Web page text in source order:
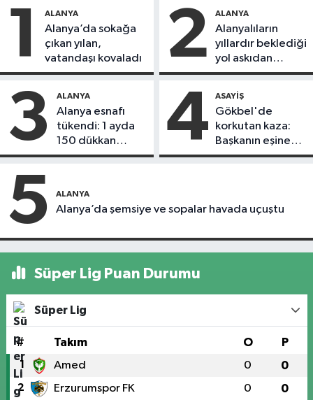
1 ALANYA
Alanya’da sokağa
çıkan yılan,
vatandaşı kovaladı
2 ALANYA
Alanyalıların
yıllardır beklediği
yol askıdan
döndü
3 ALANYA
Alanya esnafı
tükendi: 1 ayda
150 dükkan
kapandı
4 ASAYIŞ
Gökbel'de
korkutan kaza:
Başkanın eşine
motosiklet çarptı
5 ALANYA
Alanya’da şemsiye ve sopalar havada uçuştu
Süper Lig Puan Durumu
Süper Lig
# Takım O P
1 Amed 0 0
2 Erzurumspor FK 0 0